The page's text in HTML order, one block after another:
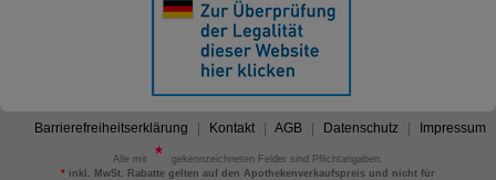
Barrierefreiheitserklärung Kontakt AGB Datenschutz Impressum
Alle mit
gekennzeichneten Felder sind Pflichtangaben.
*inkl. MwSt. Rabatte gelten auf den Apothekenverkaufspreis und nicht für